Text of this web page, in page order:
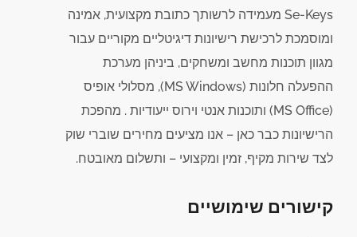
Se-Keys מעמידה לרשותך כתובת מקצועית, אמינה
ומוסמכת לרכישת רישיונות דיגיטליים מקוריים עבור
מגוון תוכנות מחשב ומשחקים, ביניהן מערכת
ההפעלה חלונות (MS Windows), מסלולי אופיס
(MS Office) ותוכנות אנטי וירוס ייעודיות . מהפכת
הרישיונות כבר כאן – אנו מציעים מחירים שוברי שוק
לצד שירות מקיף, זמין ומקצועי – ותשלום מאובטח.
קישורים שימושיים